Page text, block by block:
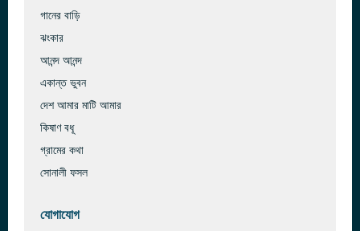
গানের বাড়ি
ঝংকার
আনন্দ আনন্দ
একান্ত ভুবন
দেশ আমার মাটি আমার
কিষাণ বধূ
গ্রামের কথা
সোনালী ফসল
যোগাযোগ